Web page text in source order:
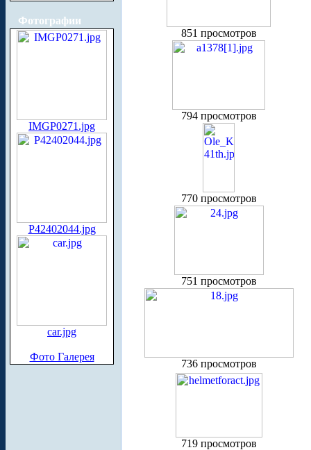
Фотографии
IMGP0271.jpg
P42402044.jpg
car.jpg
Фото Галерея
851 просмотров
794 просмотров
770 просмотров
751 просмотров
736 просмотров
719 просмотров